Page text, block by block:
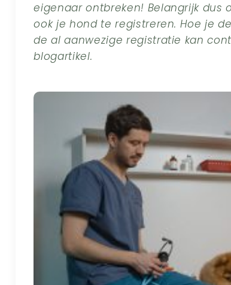
eigenaar ontbreken! Belangrijk
ook je hond te registreren. Hoe je
de al aanwezige registratie kan
blogartikel.